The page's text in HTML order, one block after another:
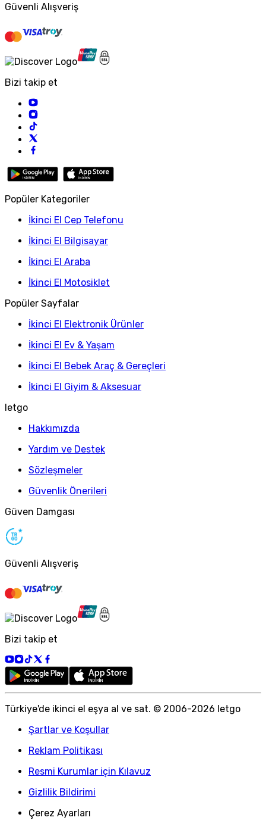
Güvenli Alışveriş
Bizi takip et
Popüler Kategoriler
İkinci El Cep Telefonu
İkinci El Bilgisayar
İkinci El Araba
İkinci El Motosiklet
Popüler Sayfalar
İkinci El Elektronik Ürünler
İkinci El Ev & Yaşam
İkinci El Bebek Araç & Gereçleri
İkinci El Giyim & Aksesuar
letgo
Hakkımızda
Yardım ve Destek
Sözleşmeler
Güvenlik Önerileri
Güven Damgası
Güvenli Alışveriş
Bizi takip et
Türkiye'de ikinci el eşya al ve sat. © 2006-2026 letgo
Şartlar ve Koşullar
Reklam Politikası
Resmi Kurumlar için Kılavuz
Gizlilik Bildirimi
Çerez Ayarları